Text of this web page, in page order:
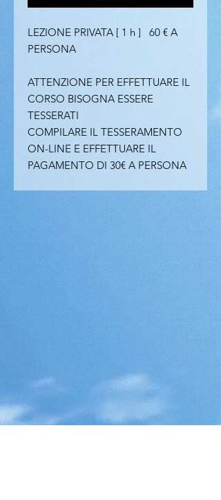
LEZIONE PRIVATA [ 1 h ] 60 € A
PERSONA​
ATTENZIONE PER EFFETTUARE IL
CORSO BISOGNA ESSERE
TESSERATI
COMPILARE IL TESSERAMENTO
ON-LINE E EFFETTUARE IL
PAGAMENTO DI 30€ A PERSONA